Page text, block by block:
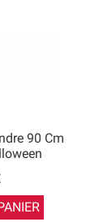
90 Cm